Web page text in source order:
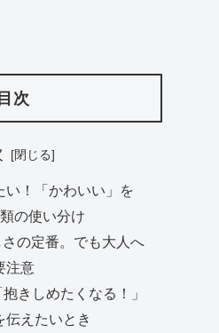
目次
い！「かわいい」を
の使い分け
の定番。でも大人へ
注意
きしめたくなる！」
伝えたいとき